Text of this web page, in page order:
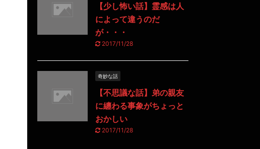
【少し怖い話】霊感は人
によって違うのだ
が・・・
2017/11/28
奇妙な話
【不思議な話】弟の親友
に纏わる事象がちょっと
おかしい
2017/11/28